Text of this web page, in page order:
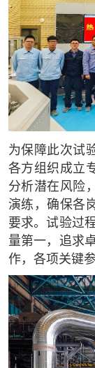
为保障此次试
各方组织成立
分析潜在风险
演练，确保各
要求。试验过
量第一，追求
作，各项关键